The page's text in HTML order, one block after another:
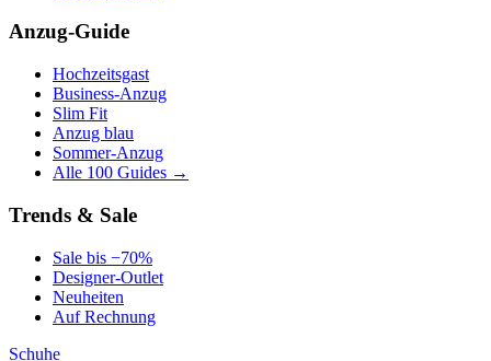
Anzug-Guide
Hochzeitsgast
Business-Anzug
Slim Fit
Anzug blau
Sommer-Anzug
Alle 100 Guides →
Trends & Sale
Sale bis −70%
Designer-Outlet
Neuheiten
Auf Rechnung
Schuhe